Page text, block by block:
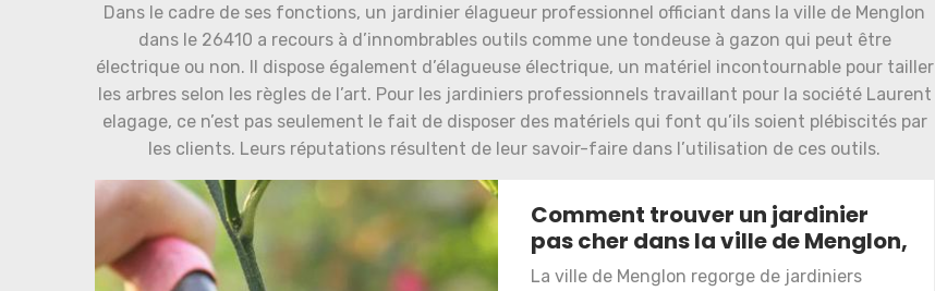
Dans le cadre de ses fonctions, un jardinier élagueur professionnel officiant dans la ville de Menglon
dans le 26410 a recours à d’innombrables outils comme une tondeuse à gazon qui peut être
électrique ou non. Il dispose également d’élagueuse électrique, un matériel incontournable pour tailler
les arbres selon les règles de l’art. Pour les jardiniers professionnels travaillant pour la société Laurent
elagage, ce n’est pas seulement le fait de disposer des matériels qui font qu’ils soient plébiscités par
les clients. Leurs réputations résultent de leur savoir-faire dans l’utilisation de ces outils.
Comment trouver un jardinier
pas cher dans la ville de Menglon,
La ville de Menglon regorge de jardiniers